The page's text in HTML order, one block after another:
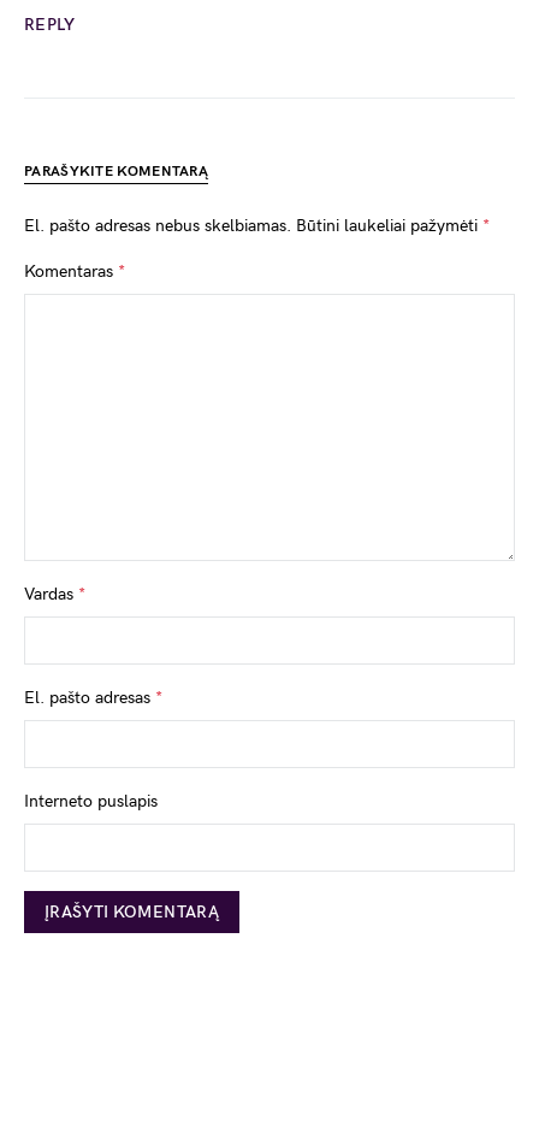
REPLY
PARAŠYKITE KOMENTARĄ
El. pašto adresas nebus skelbiamas. Būtini laukeliai pažymėti *
Komentaras *
Vardas *
El. pašto adresas *
Interneto puslapis